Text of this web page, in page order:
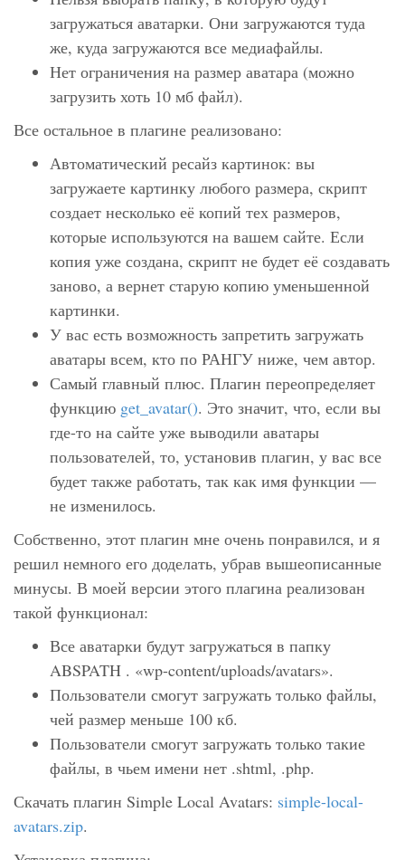
загружаться аватарки. Они загружаются туда
же, куда загружаются все медиафайлы.
Нет ограничения на размер аватара (можно
загрузить хоть 10 мб файл).
Все остальное в плагине реализовано:
Автоматический ресайз картинок: вы
загружаете картинку любого размера, скрипт
создает несколько её копий тех размеров,
которые используются на вашем сайте. Если
копия уже создана, скрипт не будет её создавать
заново, а вернет старую копию уменьшенной
картинки.
У вас есть возможность запретить загружать
аватары всем, кто по РАНГУ ниже, чем автор.
Самый главный плюс. Плагин переопределяет
функцию get_avatar(). Это значит, что, если вы
где-то на сайте уже выводили аватары
пользователей, то, установив плагин, у вас все
будет также работать, так как имя функции —
не изменилось.
Собственно, этот плагин мне очень понравился, и я
решил немного его доделать, убрав вышеописанные
минусы. В моей версии этого плагина реализован
такой функционал:
Все аватарки будут загружаться в папку
ABSPATH . «wp-content/uploads/avatars».
Пользователи смогут загружать только файлы,
чей размер меньше 100 кб.
Пользователи смогут загружать только такие
файлы, в чьем имени нет .shtml, .php.
Скачать плагин Simple Local Avatars: simple-local-
avatars.zip.